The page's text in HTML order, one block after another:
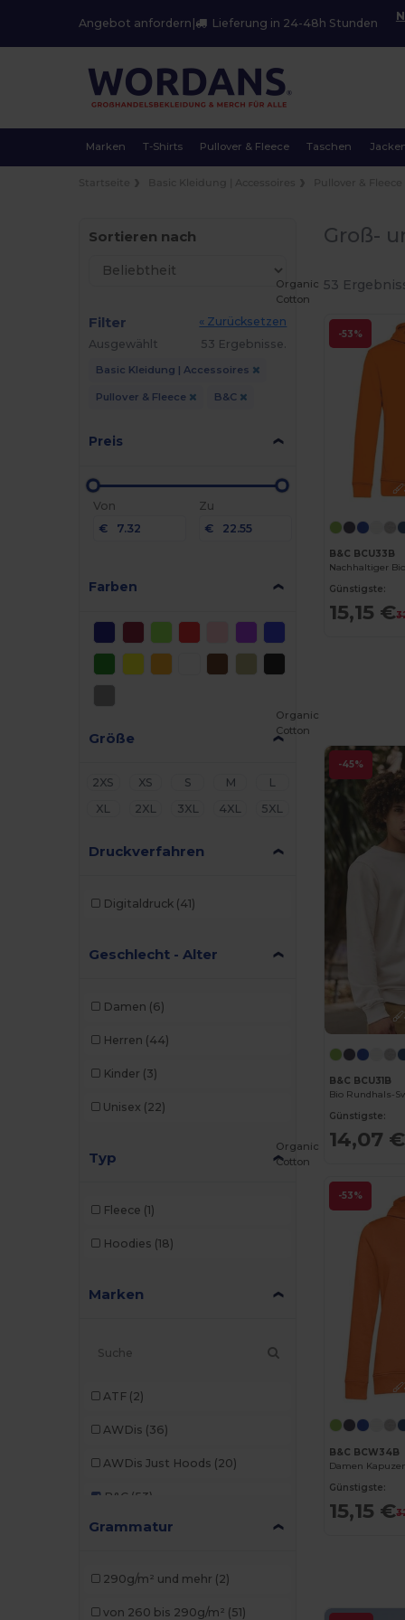
Angebot anfordern Lieferung in 24-48h Stunden
Marken T-Shirts Pullover & Fleece Taschen
Sortieren nach
Filter
« Zurücksetzen
Ausgewählt
53 Ergebnisse.
Basic Kleidung | Accessoires
Pullover & Fleece B&C
Preis
Von
€
Zu
€
Farben
Größe
2XS XS S M
L
XL
2XL 3XL 4XL 5XL
Druckverfahren
Digitaldruck (41)
Geschlecht - Alter
Damen (6)
Herren (44)
Kinder (3)
Unisex (22)
Typ
Fleece (1)
Hoodies (18)
Marken
ATF (2)
AWDis (36)
AWDis Just Hoods (20)
B&C (53)
B&C Pro (1)
Grammatur
290g/m² und mehr (2)
von 260 bis 290g/m² (51)
Groß-
53
-53%
Organic
Cotton
B&C BCU33B
Günstigste:
15,15 €
-45%
Organic
Cotton
B&C BCU31B
Bio Rundhals-
Günstigste:
14,07 €
-53%
Organic
Cotton
B&C BCW34B
Günstigste:
15,15 €